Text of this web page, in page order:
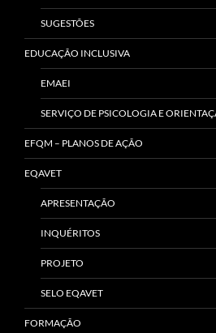
SUGESTÕES
EDUCAÇÃO INCLUSIVA
EMAEI
SERVIÇO DE PSICOLOGIA E
EFQM – PLANOS DE AÇÃO
EQAVET
APRESENTAÇÃO
INQUÉRITOS
PROJETO
SELO EQAVET
FORMAÇÃO